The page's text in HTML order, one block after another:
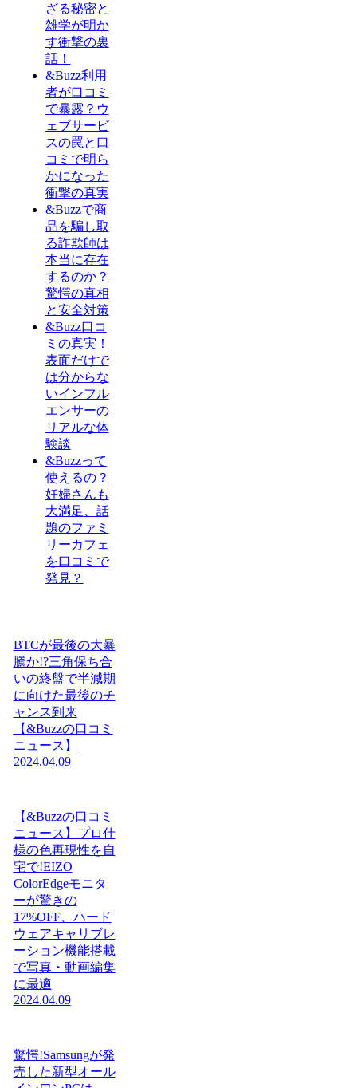
ざる秘密と
雑学が明か
す衝撃の裏
話！
&Buzz利用
者が口コミ
で暴露？ウ
ェブサービ
スの罠と口
コミで明ら
かになった
衝撃の真実
&Buzzで商
品を騙し取
る詐欺師は
本当に存在
するのか？
驚愕の真相
と安全対策
&Buzz口コ
ミの真実！
表面だけで
は分からな
いインフル
エンサーの
リアルな体
験談
&Buzzって
使えるの？
妊婦さんも
大満足、話
題のファミ
リーカフェ
を口コミで
発見？
BTCが最後の大暴
騰か!?三角保ち合
いの終盤で半減期
に向けた最後のチ
ャンス到来
【&Buzzの口コミ
ニュース】
2024.04.09
【&Buzzの口コミ
ニュース】プロ仕
様の色再現性を自
宅で!EIZO
ColorEdgeモニタ
ーが驚きの
17%OFF、ハード
ウェアキャリブレ
ーション機能搭載
で写真・動画編集
に最適
2024.04.09
驚愕!Samsungが発
売した新型オール